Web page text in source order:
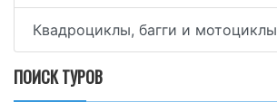
Квадроциклы, багги и мотоциклы
ПОИСК ТУРОВ